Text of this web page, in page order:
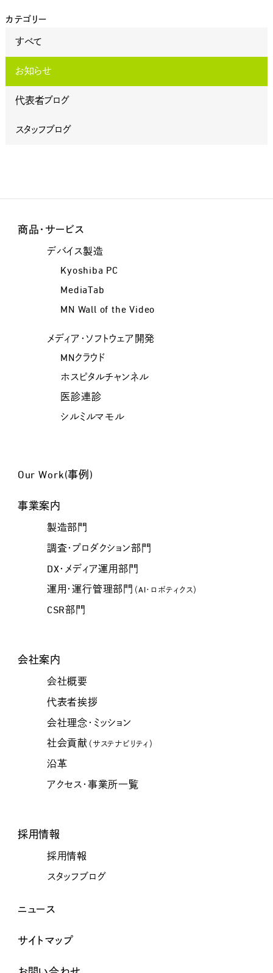
カテゴリー
すべて
お知らせ
代表者ブログ
スタッフブログ
商品・サービス
デバイス製造
Kyoshiba PC
MediaTab
MN Wall of the Video
メディア・ソフトウェア開発
MNクラウド
ホスピタルチャンネル
医診連診
シルミルマモル
Our Work(事例)
事業案内
製造部門
調査・プロダクション部門
DX・メディア運用部門
運用・運行管理部門 （AI・ロボティクス）
CSR部門
会社案内
会社概要
代表者挨拶
会社理念・ミッション
社会貢献 （サステナビリティ）
沿革
アクセス・事業所一覧
採用情報
採用情報
スタッフブログ
ニュース
サイトマップ